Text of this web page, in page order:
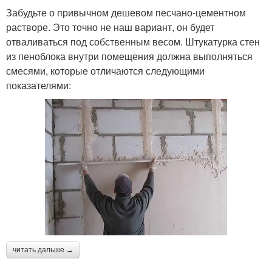
Забудьте о привычном дешевом песчано-цементном
растворе. Это точно не наш вариант, он будет
отваливаться под собственным весом. Штукатурка стен
из пеноблока внутри помещения должна выполняться
смесями, которые отличаются следующими
показателями:
читать дальше →